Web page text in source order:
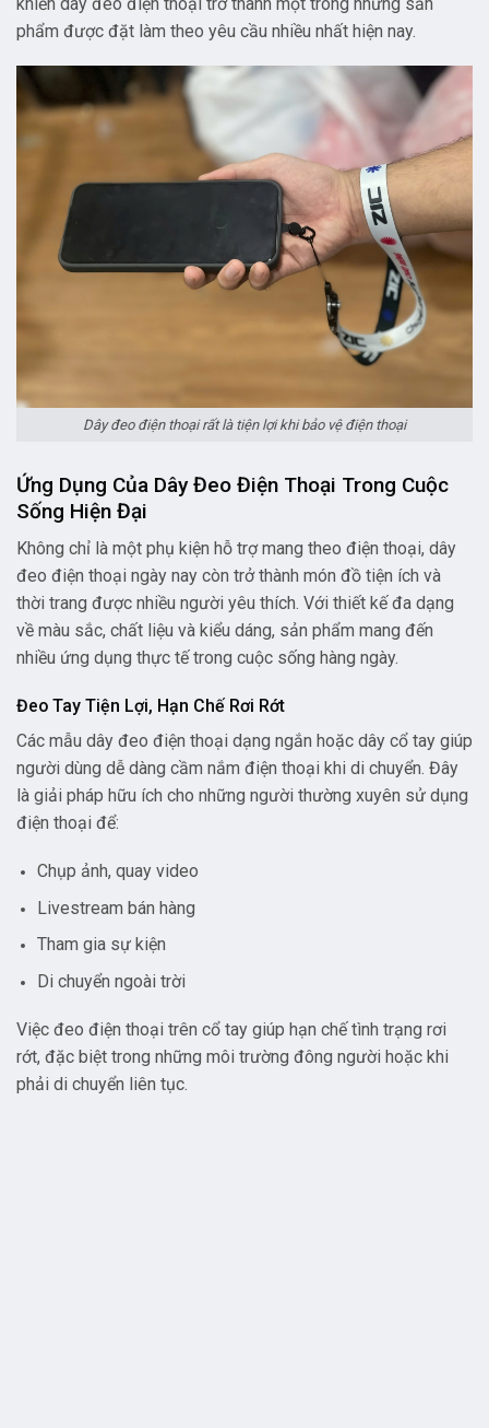
phẩm được đặt làm theo yêu cầu nhiều nhất hiện nay.
Dây đeo điện thoại rất là tiện lợi khi bảo vệ điện thoại
Ứng Dụng Của Dây Đeo Điện Thoại Trong Cuộc
Sống Hiện Đại
Không chỉ là một phụ kiện hỗ trợ mang theo điện thoại, dây
đeo điện thoại ngày nay còn trở thành món đồ tiện ích và
thời trang được nhiều người yêu thích. Với thiết kế đa dạng
về màu sắc, chất liệu và kiểu dáng, sản phẩm mang đến
nhiều ứng dụng thực tế trong cuộc sống hàng ngày.
Đeo Tay Tiện Lợi, Hạn Chế Rơi Rớt
Các mẫu dây đeo điện thoại dạng ngắn hoặc dây cổ tay giúp
người dùng dễ dàng cầm nắm điện thoại khi di chuyển. Đây
là giải pháp hữu ích cho những người thường xuyên sử dụng
điện thoại để:
Chụp ảnh, quay video
Livestream bán hàng
Tham gia sự kiện
Di chuyển ngoài trời
Việc đeo điện thoại trên cổ tay giúp hạn chế tình trạng rơi
rớt, đặc biệt trong những môi trường đông người hoặc khi
phải di chuyển liên tục.